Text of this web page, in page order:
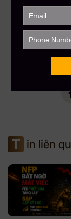
Với kinh nghiệm
Stock USA. CEO
gần 5000+, kênh
Mau Bui sẽ là người
T in liên